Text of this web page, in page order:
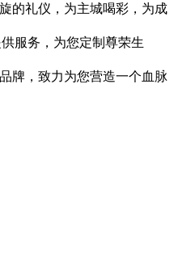
的礼仪，为主城喝彩，为成
服务，为您定制尊荣生
牌，致力为您营造一个血脉